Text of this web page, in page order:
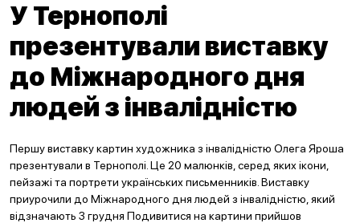
У Тернополі
презентували виставку
до Міжнародного дня
людей з інвалідністю
Першу виставку картин художника з інвалідністю Олега Яроша
презентували в Тернополі. Це 20 малюнків, серед яких ікони,
пейзажі та портрети українських письменників. Виставку
приурочили до Міжнародного дня людей з інвалідністю, який
відзначають 3 грудня Подивитися на картини прийшов